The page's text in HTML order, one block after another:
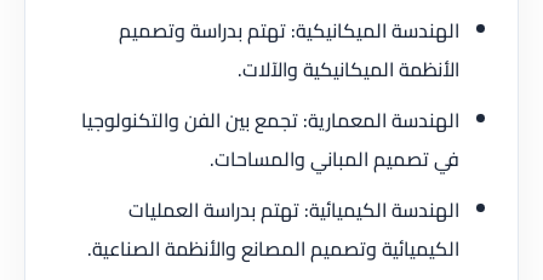
الهندسة الميكانيكية: تهتم بدراسة وتصميم
الأنظمة الميكانيكية والآلات.
الهندسة المعمارية: تجمع بين الفن والتكنولوجيا
في تصميم المباني والمساحات.
الهندسة الكيميائية: تهتم بدراسة العمليات
الكيميائية وتصميم المصانع والأنظمة الصناعية.